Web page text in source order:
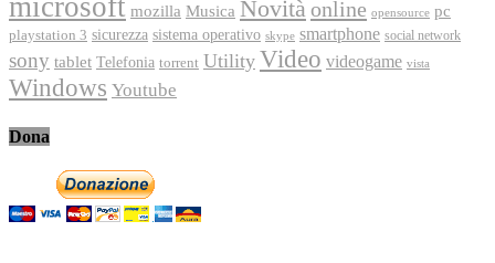
microsoft mozilla Musica Novità online opensource pc
playstation 3 sicurezza sistema operativo skype smartphone social network
sony tablet Telefonia torrent Utility Video videogame vista
Windows Youtube
Dona